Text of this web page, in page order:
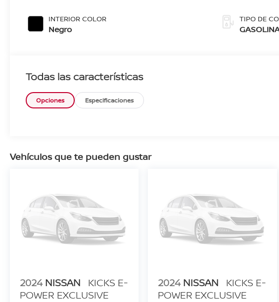
INTERIOR COLOR
Negro
TIPO DE
Todas las características
Opciones Especificaciones
Vehículos que te pueden gustar
2024 NISSAN
KICKS E-
POWER EXCLUSIVE
2024 NISSAN
KICKS E-
POWER EXCLUSIVE